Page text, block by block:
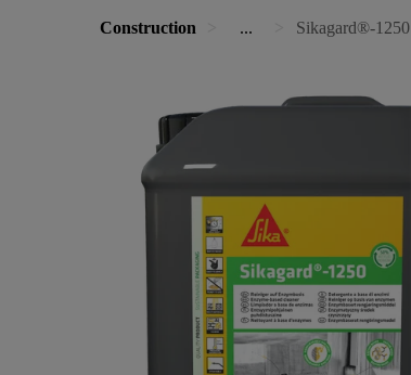
Construction ... Sikagard®-1250